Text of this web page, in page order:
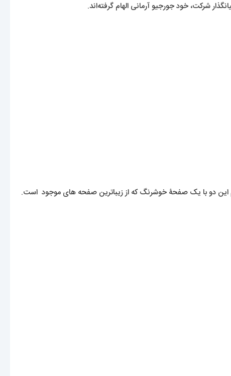
این دو با یک صفحۀ خوشرنگ که از زیباترین صفحه های موجود است.